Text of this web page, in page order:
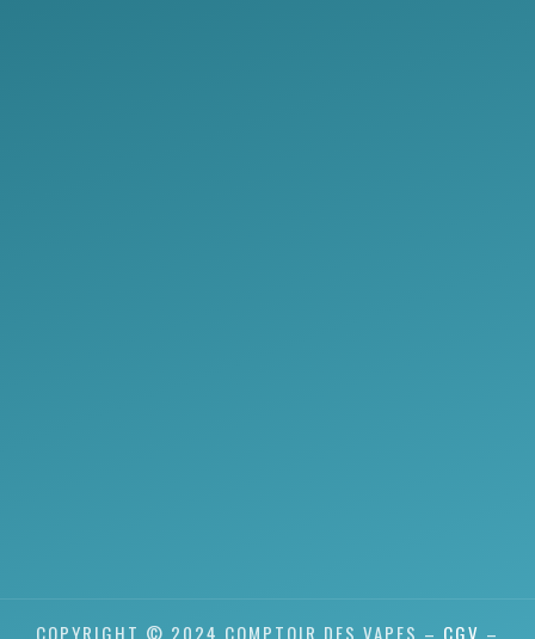
COPYRIGHT © 2024 COMPTOIR DES VAPES – CGV –